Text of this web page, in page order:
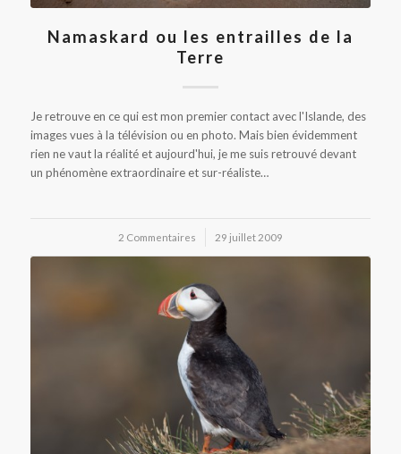
Namaskard ou les entrailles de la
Terre
Je retrouve en ce qui est mon premier contact avec l'Islande, des
images vues à la télévision ou en photo. Mais bien évidemment
rien ne vaut la réalité et aujourd'hui, je me suis retrouvé devant
un phénomène extraordinaire et sur-réaliste…
2 Commentaires
/ 29 juillet 2009